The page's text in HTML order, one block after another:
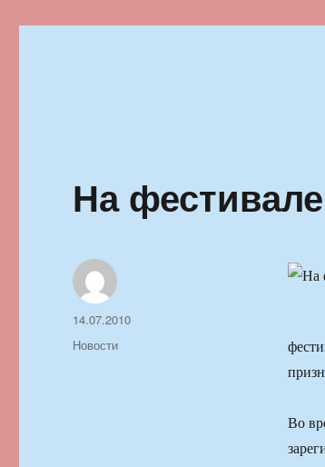
На
Во
Автор
Опубликовано
14.07.2010
Рубрики
Новости